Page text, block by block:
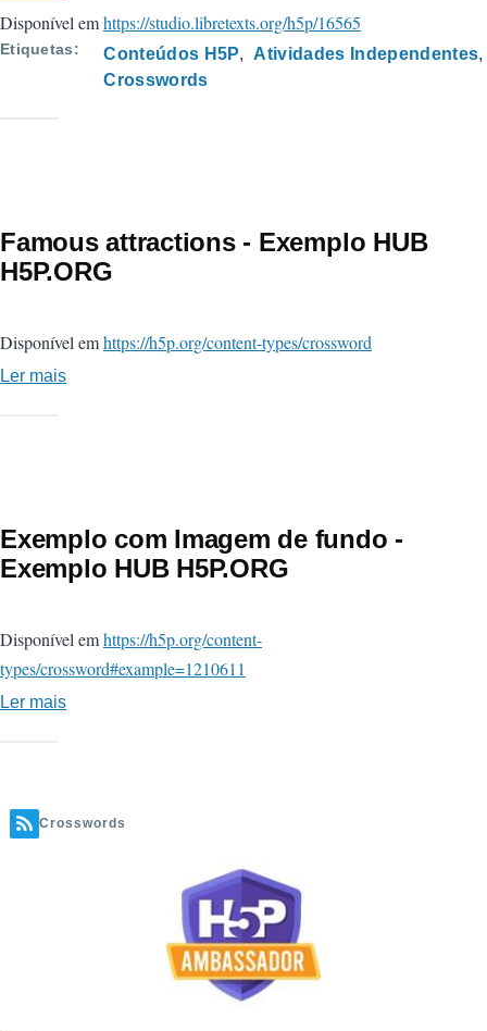
South
America
Andean
Disponível emhttps://studio.libretexts.org/h5p/16565
Etiquetas Conteúdos H5P
Atividades Independentes
Crosswords
Famous attractions - Exemplo HUB
H5P.ORG
Disponível emhttps://h5p.org/content-types/crossword
Ler mais
H5P.ORG
Exemplo com Imagem de fundo -
Exemplo HUB H5P.ORG
Disponível emhttps://h5p.org/content-
types/crossword#example=1210611
Ler mais
de
Crosswords